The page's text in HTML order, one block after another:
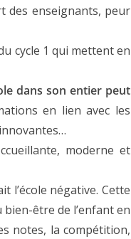
des enseignants, peur
cycle 1 qui mettent en
dans son entier peut
en lien avec les
moderne et
l’école négative. Cette
être de l’enfant en
notes, la compétition,